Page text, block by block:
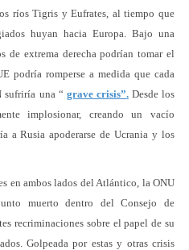
ríos Tigris y Eufrates, al tiempo que
huyan hacia Europa. Bajo una
de extrema derecha podrían tomar el
podría romperse a medida que cada
sufriría una “ grave crisis”.Desde los
implosionar, creando un vacío
a Rusia apoderarse de Ucrania y los
en ambos lados del Atlántico, la ONU
muerto dentro del Consejo de
recriminaciones sobre el papel de su
Golpeada por estas y otras crisis